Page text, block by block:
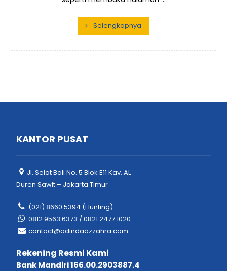
Selengkapnya
KANTOR PUSAT
Jl. Selat Bali No. 5 Blok E11 Kav. AL
Duren Sawit – Jakarta Timur
(021) 8660 5394 (Hunting)
0812 9563 6373 / 0821 2477 1020
contact@adindaazzahra.com
Rekening Resmi Kami
Bank Mandiri 166.00.2903887.4